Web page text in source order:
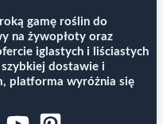
gamę roślin do
na żywopłoty oraz
iglastych i liściastych
dostawie i
platforma wyróżnia się